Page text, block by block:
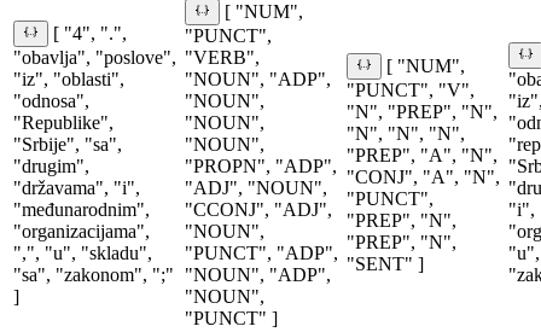
[ "4", ".",
"obavlja", "poslove",
"iz", "oblasti",
"odnosa",
"Republike",
"Srbije", "sa",
"drugim",
"državama", "i",
"međunarodnim",
"organizacijama",
",", "u", "skladu",
"sa", "zakonom", ";"
]
[ "NUM",
"PUNCT",
"VERB",
"NOUN", "ADP",
"NOUN",
"NOUN",
"NOUN",
"PROPN", "ADP",
"ADJ", "NOUN",
"CCONJ", "ADJ",
"NOUN",
"PUNCT", "ADP",
"NOUN", "ADP",
"NOUN",
"PUNCT" ]
[ "NUM",
"PUNCT", "V",
"N", "PREP", "N",
"N", "N", "N",
"PREP", "A", "N",
"CONJ", "A", "N",
"PUNCT",
"PREP", "N",
"PREP", "N",
"SENT" ]
"i",